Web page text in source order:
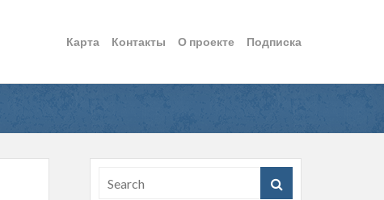
Карта Контакты О проекте Подписка